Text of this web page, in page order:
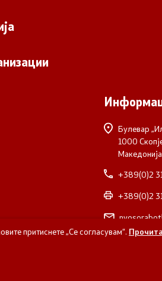
Булевар
1000
Македонија
+389(0)2
+389(0)2
Северна Македонија
притиснете „Се согласувам“.